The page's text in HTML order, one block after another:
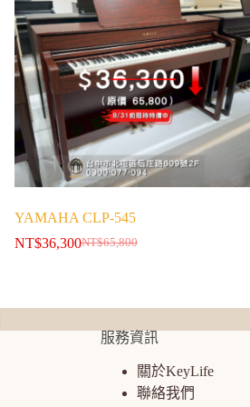
YAMAHA CLP-545
NT$65,800
NT$36,300
服務資訊
關於KeyLife
聯絡我們